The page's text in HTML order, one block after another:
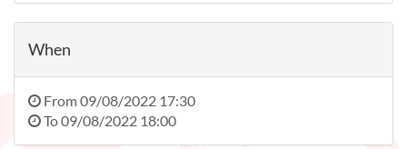
When
From09/08/2022 17:30
To09/08/2022 18:00